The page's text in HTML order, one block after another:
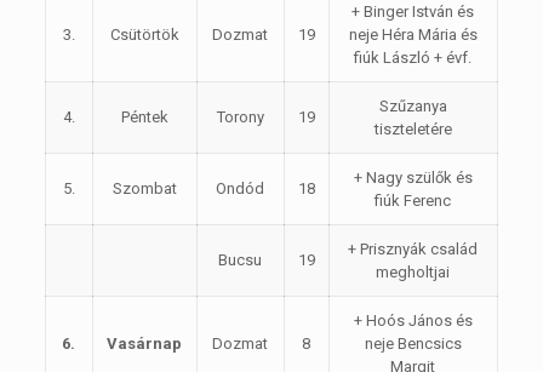
3. Csütörtök Dozmat 19
+ Binger István és
neje Héra Mária és
fiúk László + évf.
4. Péntek Torony 19
Szűzanya
tiszteletére
5. Szombat Ondód 18
+ Nagy szülők és
fiúk Ferenc
Bucsu 19
+ Prisznyák család
megholtjai
6. Vasárnap Dozmat 8
+ Hoós János és
neje Bencsics
Margit